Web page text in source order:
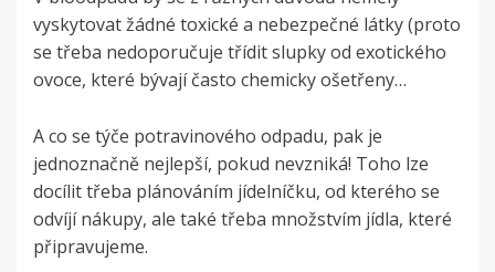
vyskytovat žádné toxické a nebezpečné látky (proto
se třeba nedoporučuje třídit slupky od exotického
ovoce, které bývají často chemicky ošetřeny…
A co se týče potravinového odpadu, pak je
jednoznačně nejlepší, pokud nevzniká! Toho lze
docílit třeba plánováním jídelníčku, od kterého se
odvíjí nákupy, ale také třeba množstvím jídla, které
připravujeme.